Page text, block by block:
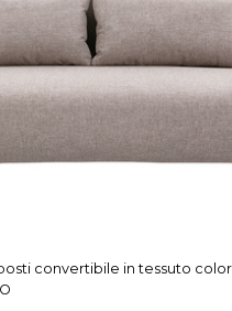
convertibile in tessuto